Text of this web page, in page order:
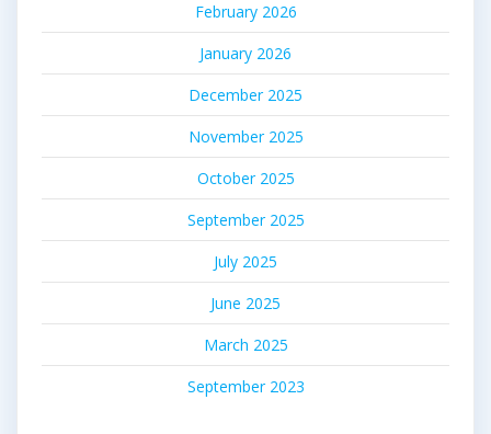
February 2026
January 2026
December 2025
November 2025
October 2025
September 2025
July 2025
June 2025
March 2025
September 2023